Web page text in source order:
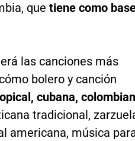
que tiene como
las canciones más
bolero y canción
cubana,
tradicional,
americana, música